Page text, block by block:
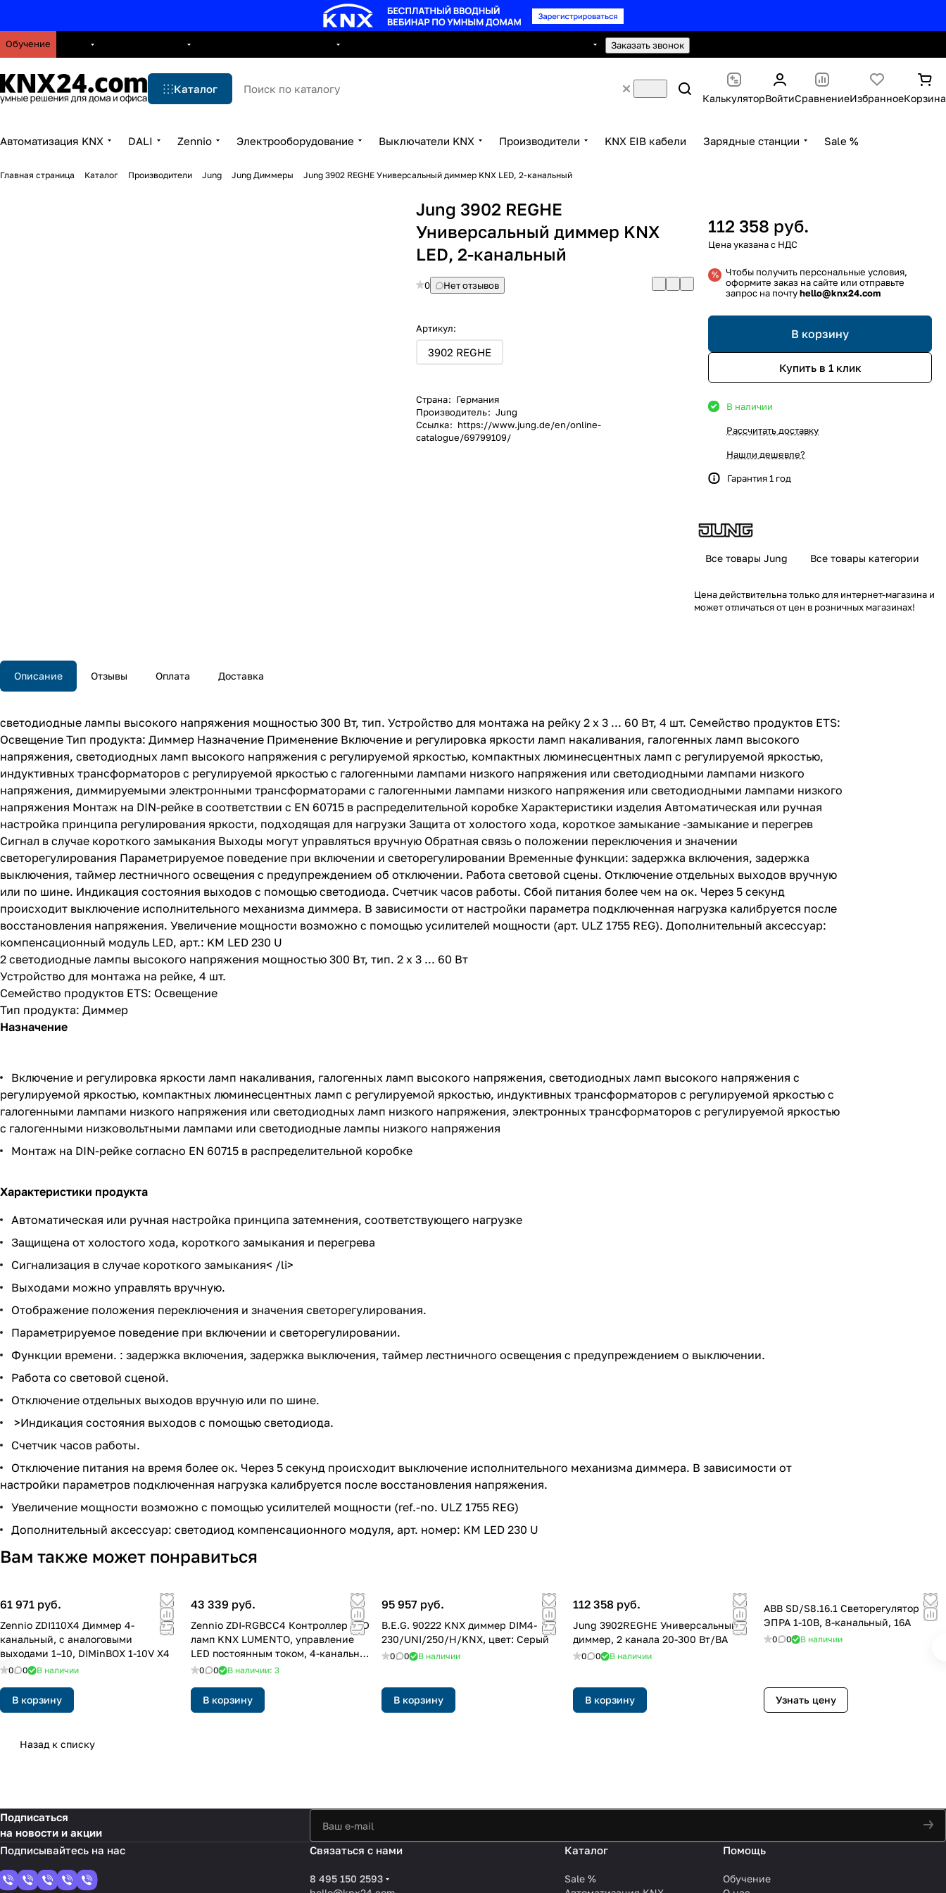
Обучение Заказать звонок
Каталог
КалькуляторВойтиСравнениеИзбранноеКорзина
Автоматизация KNX DALI Zennio Электрооборудование Выключатели KNX Производители KNX EIB кабели Зарядные станции Sale %
Главная страница Каталог Производители Jung Jung Диммеры Jung 3902 REGHE Универсальный диммер KNX LED, 2-канальный
Jung 3902 REGHE
Универсальный диммер KNX
LED, 2-канальный
0 Нет отзывов
Артикул:
3902 REGHE
Страна: Германия
Производитель: Jung
Ссылка: https://www.jung.de/en/online-
catalogue/69799109/
112 358 руб.
Чтобы получить персональные условия,
оформите заказ на сайте или отправьте
запрос на почтуhello@knx24.com
В корзину
Купить в 1 клик
В наличии
Рассчитать доставку
Нашли дешевле?
Гарантия 1 год
Все товары Jung Все товары категории
Цена действительна только для интернет-магазина и
может отличаться от цен в розничных магазинах!
Описание Отзывы Оплата Доставка
светодиодные лампы высокого напряжения мощностью 300 Вт, тип. Устройство для монтажа на рейку 2 x 3 ... 60 Вт, 4 шт. Семейство продуктов ETS:
Освещение Тип продукта: Диммер Назначение Применение Включение и регулировка яркости ламп накаливания, галогенных ламп высокого
напряжения, светодиодных ламп высокого напряжения с регулируемой яркостью, компактных люминесцентных ламп с регулируемой яркостью,
индуктивных трансформаторов с регулируемой яркостью с галогенными лампами низкого напряжения или светодиодными лампами низкого
напряжения, диммируемыми электронными трансформаторами с галогенными лампами низкого напряжения или светодиодными лампами низкого
напряжения Монтаж на DIN-рейке в соответствии с EN 60715 в распределительной коробке Характеристики изделия Автоматическая или ручная
настройка принципа регулирования яркости, подходящая для нагрузки Защита от холостого хода, короткое замыкание -замыкание и перегрев
Сигнал в случае короткого замыкания Выходы могут управляться вручную Обратная связь о положении переключения и значении
светорегулирования Параметрируемое поведение при включении и светорегулировании Временные функции: задержка включения, задержка
выключения, таймер лестничного освещения с предупреждением об отключении. Работа световой сцены. Отключение отдельных выходов вручную
или по шине. Индикация состояния выходов с помощью светодиода. Счетчик часов работы. Сбой питания более чем на ок. Через 5 секунд
происходит выключение исполнительного механизма диммера. В зависимости от настройки параметра подключенная нагрузка калибруется после
восстановления напряжения. Увеличение мощности возможно с помощью усилителей мощности (арт. ULZ 1755 REG). Дополнительный аксессуар:
компенсационный модуль LED, арт.: KM LED 230 U
2 светодиодные лампы высокого напряжения мощностью 300 Вт, тип. 2 x 3 ... 60 Вт
Устройство для монтажа на рейке, 4 шт.
Семейство продуктов ETS: Освещение
Тип продукта: Диммер
Назначение
Включение и регулировка яркости ламп накаливания, галогенных ламп высокого напряжения, светодиодных ламп высокого напряжения с
регулируемой яркостью, компактных люминесцентных ламп с регулируемой яркостью, индуктивных трансформаторов с регулируемой яркостью с
галогенными лампами низкого напряжения или светодиодных ламп низкого напряжения, электронных трансформаторов с регулируемой яркостью
с галогенными низковольтными лампами или светодиодные лампы низкого напряжения
Монтаж на DIN-рейке согласно EN 60715 в распределительной коробке
Характеристики продукта
Автоматическая или ручная настройка принципа затемнения, соответствующего нагрузке
Защищена от холостого хода, короткого замыкания и перегрева
Сигнализация в случае короткого замыкания< /li>
Выходами можно управлять вручную.
Отображение положения переключения и значения светорегулирования.
Параметрируемое поведение при включении и светорегулировании.
Функции времени. : задержка включения, задержка выключения, таймер лестничного освещения с предупреждением о выключении.
Работа со световой сценой.
Отключение отдельных выходов вручную или по шине.
>Индикация состояния выходов с помощью светодиода.
Счетчик часов работы.
Отключение питания на время более ок. Через 5 секунд происходит выключение исполнительного механизма диммера. В зависимости от
настройки параметров подключенная нагрузка калибруется после восстановления напряжения.
Увеличение мощности возможно с помощью усилителей мощности (ref.-no. ULZ 1755 REG)
Дополнительный аксессуар: светодиод компенсационного модуля, арт. номер: KM LED 230 U
Вам также может понравиться
61 971 руб.
Zennio ZDI110X4 Диммер 4-
канальный, с аналоговыми
выходами 1–10, DIMinBOX 1-10V X4
0 0 В наличии
В корзину
43 339 руб.
Zennio ZDI-RGBCC4 Контроллер LED
ламп KNX LUMENTO, управление
LED постоянным током, 4-канальный
(RGB)
0 0 В наличии: 3
В корзину
95 957 руб.
B.E.G. 90222 KNX диммер DIM4-
230/UNI/250/H/KNX, цвет: Серый
0 0 В наличии
В корзину
112 358 руб.
Jung 3902REGHE Универсальный
диммер, 2 канала 20-300 Вт/ВA
0 0 В наличии
В корзину
ABB SD/S8.16.1 Светорегулятор
ЭПРА 1-10В, 8-канальный, 16А
0 0 В наличии
Узнать цену
Назад к списку
Подписаться
на новости и акции
Связаться с нами
8 495 150 2593
Каталог
Sale %
Помощь
Обучение